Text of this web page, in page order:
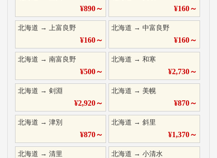
¥890～ ¥160～
北海道 → 上富良野
¥160～
北海道 →中富良野
¥160～
北海道 → 南富良野
¥500～
北海道 →和寒
¥2,730～
北海道 → 剣淵
¥2,920～
北海道 → 美幌
¥870～
北海道 → 津別
¥870～
北海道 →斜里
¥1,370～
北海道 → 清里 北海道 →小清水